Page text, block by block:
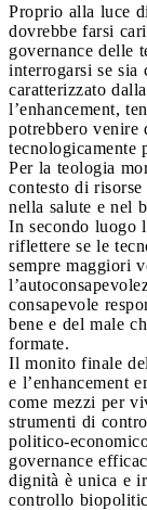
Proprio alla luce
dovrebbe farsi
governance delle
interrogarsi se sia
caratterizzato
l’enhancement,
potrebbero venire
tecnologicamente
Per la teologia
contesto di
nella salute e nel
In secondo luogo
riflettere se le
sempre maggiori
consapevole
bene e del male
formate.
Il monito finale
e l’enhancement
come mezzi per
strumenti di
politico-
governance
dignità è unica e
controllo